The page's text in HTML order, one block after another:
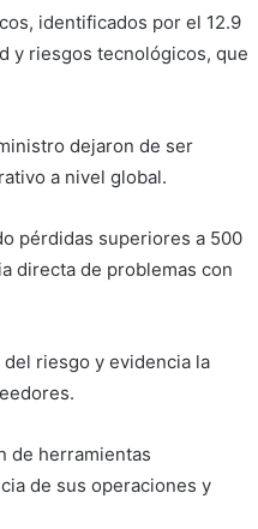
identificados por el 12.9
y riesgos tecnológicos, que
dejaron de ser
a nivel global.
pérdidas superiores a 500
directa de problemas con
riesgo y evidencia la
de herramientas
de sus operaciones y